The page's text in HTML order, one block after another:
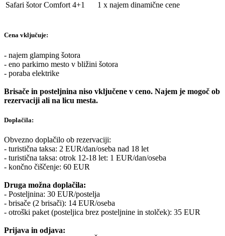
Safari šotor Comfort 4+1
1 x najem dinamične cene
Cena vključuje:
- najem glamping šotora
- eno parkirno mesto v bližini šotora
- poraba elektrike
Brisače in posteljnina niso vključene v ceno. Najem je mogoč ob
rezervaciji ali na licu mesta.
Doplačila:
Obvezno doplačilo ob rezervaciji:
- turistična taksa: 2 EUR/dan/oseba nad 18 let
- turistična taksa: otrok 12-18 let: 1 EUR/dan/oseba
- končno čiščenje: 60 EUR
Druga možna doplačila:
- Posteljnina: 30 EUR/postelja
- brisače (2 brisači): 14 EUR/oseba
- otroški paket (posteljica brez posteljnine in stolček): 35 EUR
Prijava in odjava: